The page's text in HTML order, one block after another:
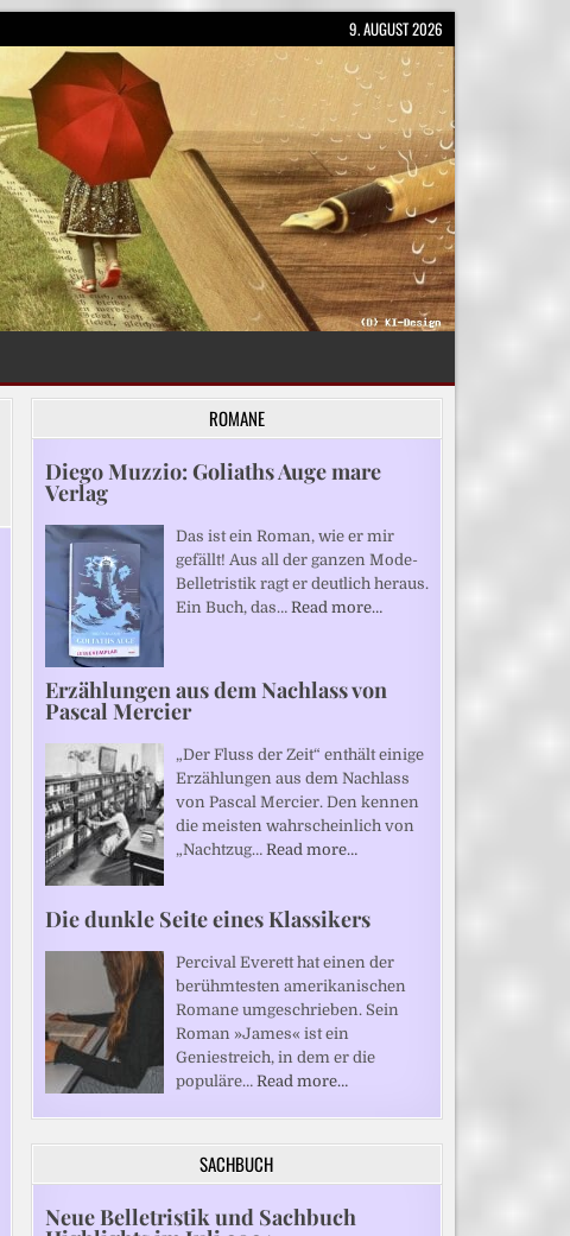
9. AUGUST 2026
ROMANE
Diego Muzzio: Goliaths Auge mare
Verlag
Das ist ein Roman, wie er mir
gefällt! Aus all der ganzen Mode-
Belletristik ragt er deutlich heraus.
Ein Buch, das… Read more…
Erzählungen aus dem Nachlass von
Pascal Mercier
„Der Fluss der Zeit“ enthält einige
Erzählungen aus dem Nachlass
von Pascal Mercier. Den kennen
die meisten wahrscheinlich von
„Nachtzug… Read more…
Die dunkle Seite eines Klassikers
Percival Everett hat einen der
berühmtesten amerikanischen
Romane umgeschrieben. Sein
Roman »James« ist ein
Geniestreich, in dem er die
populäre… Read more…
SACHBUCH
Neue Belletristik und Sachbuch